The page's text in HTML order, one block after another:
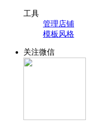
工具
管理店铺
模板风格
关注微信